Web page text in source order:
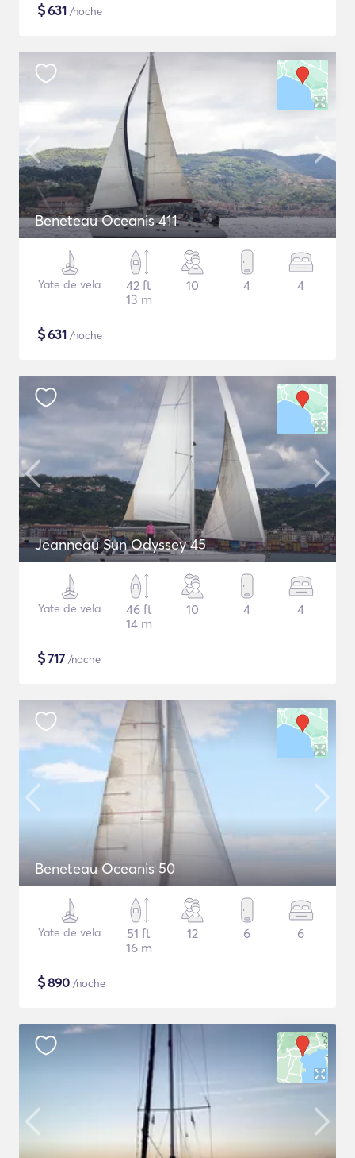
$631 /noche
Beneteau Oceanis 411
Yate de vela
42 ft
13 m
10 4 4
$631 /noche
Jeanneau Sun Odyssey 45
Yate de vela
46 ft
14 m
10 4 4
$717 /noche
Beneteau Oceanis 50
Yate de vela
51 ft
16 m
12 6 6
$890 /noche